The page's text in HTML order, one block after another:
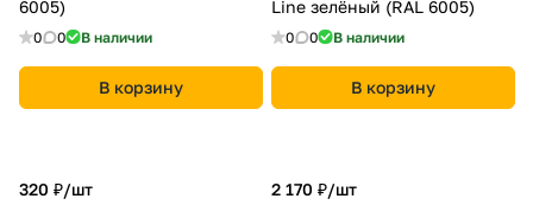
6005)
0 0 В наличии
В корзину
Line зелёный (RAL 6005)
0 0 В наличии
В корзину
320 ₽/шт
2 170 ₽/шт